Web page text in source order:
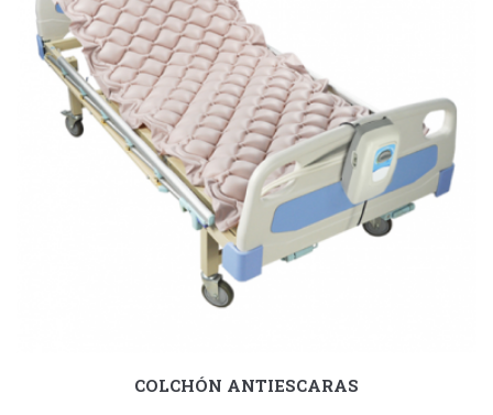
COLCHÓN ANTIESCARAS